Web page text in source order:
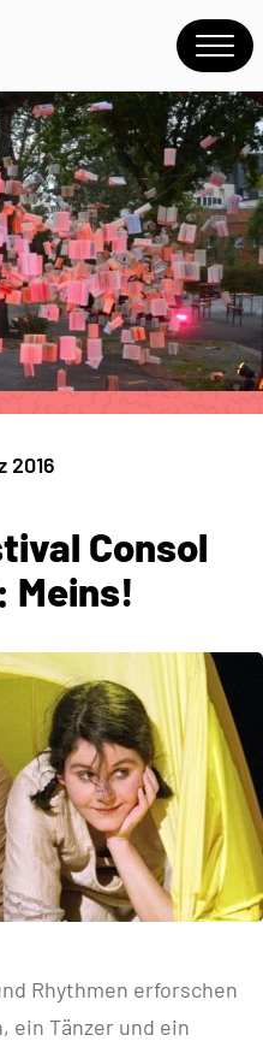
2016
Consol
Meins!
Rhythmen erforschen
ein Tänzer und ein